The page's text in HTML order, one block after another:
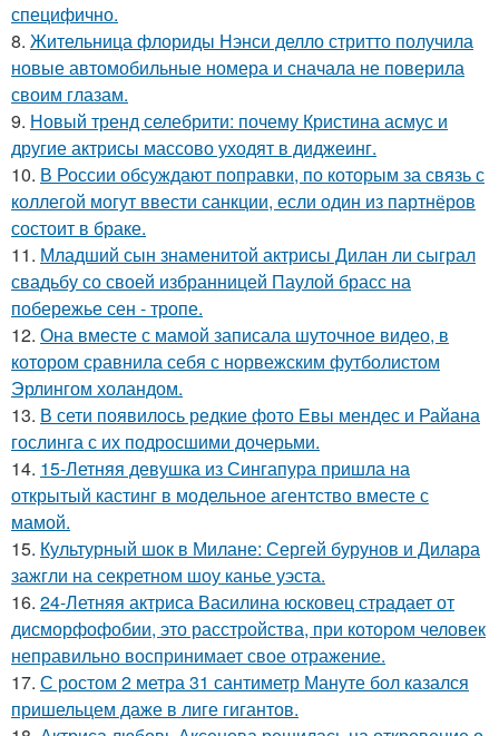
специфично.
8. Жительница флориды Нэнси делло стритто получила
новые автомобильные номера и сначала не поверила
своим глазам.
9. Новый тренд селебрити: почему Кристина асмус и
другие актрисы массово уходят в диджеинг.
10. В России обсуждают поправки, по которым за связь с
коллегой могут ввести санкции, если один из партнёров
состоит в браке.
11. Младший сын знаменитой актрисы Дилан ли сыграл
свадьбу со своей избранницей Паулой брасс на
побережье сен - тропе.
12. Она вместе с мамой записала шуточное видео, в
котором сравнила себя с норвежским футболистом
Эрлингом холандом.
13. В сети появилось редкие фото Евы мендес и Райана
гослинга с их подросшими дочерьми.
14. 15-Летняя девушка из Сингапура пришла на
открытый кастинг в модельное агентство вместе с
мамой.
15. Культурный шок в Милане: Сергей бурунов и Дилара
зажгли на секретном шоу канье уэста.
16. 24-Летняя актриса Василина юсковец страдает от
дисморфофобии, это расстройства, при котором человек
неправильно воспринимает свое отражение.
17. С ростом 2 метра 31 сантиметр Мануте бол казался
пришельцем даже в лиге гигантов.